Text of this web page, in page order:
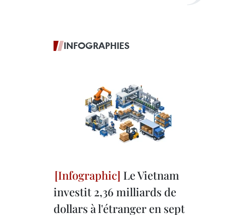
INFOGRAPHIES
Le Vietnam
investit 2,36 milliards de
dollars à l'étranger en sept